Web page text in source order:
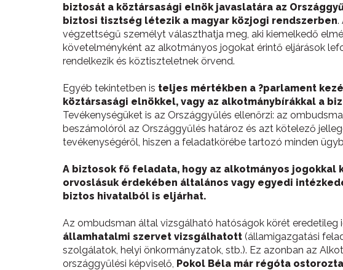
biztosát a köztársasági elnök javaslatára az
biztosi tisztség létezik a magyar közjogi rendszerben.
végzettségű személyt választhatja meg, aki kiemelkedő
követelményként az alkotmányos jogokat érintő eljárások
rendelkezik és köztiszteletnek örvend.
Egyéb tekintetben is teljes mértékben a ?parlament
köztársasági elnökkel, vagy az alkotmánybírákkal a
Tevékenységüket is az Országgyűlés ellenőrzi: az
beszámolóról az Országgyűlés határoz és azt kötelező
tevékenységéről, hiszen a feladatkörébe tartozó minden
A biztosok fő feladata, hogy az alkotmányos
orvoslásuk érdekében általános vagy egyedi
biztos hivatalból is eljárhat.
Az ombudsman által vizsgálható hatóságok körét eredetileg
államhatalmi szervet vizsgálhatott (államigazgatási
szolgálatok, helyi önkormányzatok, stb.). Ez azonban az
országgyűlési képviselő, Pokol Béla már régóta